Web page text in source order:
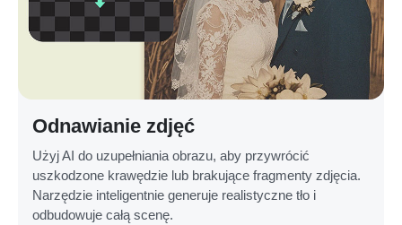
Odnawianie zdjęć
Użyj AI do uzupełniania obrazu, aby przywrócić
uszkodzone krawędzie lub brakujące fragmenty zdjęcia.
Narzędzie inteligentnie generuje realistyczne tło i
odbudowuje całą scenę.